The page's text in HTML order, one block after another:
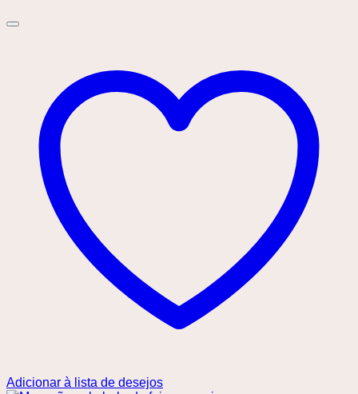
Adicionar à lista de desejos